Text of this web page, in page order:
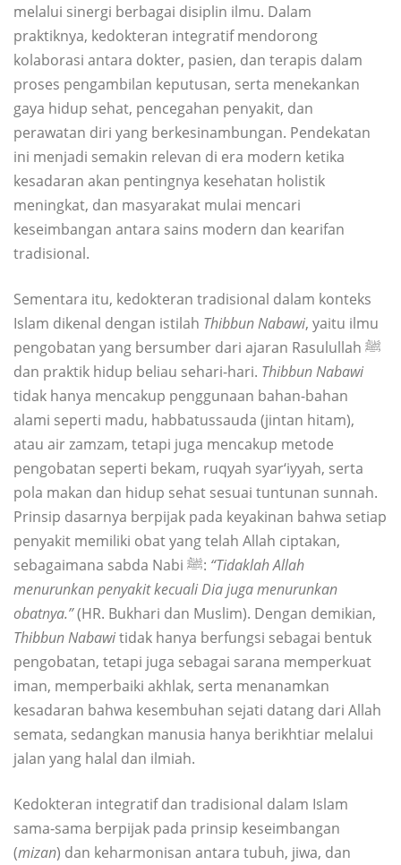
melalui sinergi berbagai disiplin ilmu. Dalam
praktiknya, kedokteran integratif mendorong
kolaborasi antara dokter, pasien, dan terapis dalam
proses pengambilan keputusan, serta menekankan
gaya hidup sehat, pencegahan penyakit, dan
perawatan diri yang berkesinambungan. Pendekatan
ini menjadi semakin relevan di era modern ketika
kesadaran akan pentingnya kesehatan holistik
meningkat, dan masyarakat mulai mencari
keseimbangan antara sains modern dan kearifan
tradisional.
Sementara itu, kedokteran tradisional dalam konteks
Islam dikenal dengan istilah Thibbun Nabawi, yaitu ilmu
pengobatan yang bersumber dari ajaran Rasulullah ﷺ
dan praktik hidup beliau sehari-hari. Thibbun Nabawi
tidak hanya mencakup penggunaan bahan-bahan
alami seperti madu, habbatussauda (jintan hitam),
atau air zamzam, tetapi juga mencakup metode
pengobatan seperti bekam, ruqyah syar‘iyyah, serta
pola makan dan hidup sehat sesuai tuntunan sunnah.
Prinsip dasarnya berpijak pada keyakinan bahwa setiap
penyakit memiliki obat yang telah Allah ciptakan,
sebagaimana sabda Nabi ﷺ: “Tidaklah Allah
menurunkan penyakit kecuali Dia juga menurunkan
obatnya.”(HR. Bukhari dan Muslim). Dengan demikian,
Thibbun Nabawitidak hanya berfungsi sebagai bentuk
pengobatan, tetapi juga sebagai sarana memperkuat
iman, memperbaiki akhlak, serta menanamkan
kesadaran bahwa kesembuhan sejati datang dari Allah
semata, sedangkan manusia hanya berikhtiar melalui
jalan yang halal dan ilmiah.
Kedokteran integratif dan tradisional dalam Islam
sama-sama berpijak pada prinsip keseimbangan
(mizan) dan keharmonisan antara tubuh, jiwa, dan